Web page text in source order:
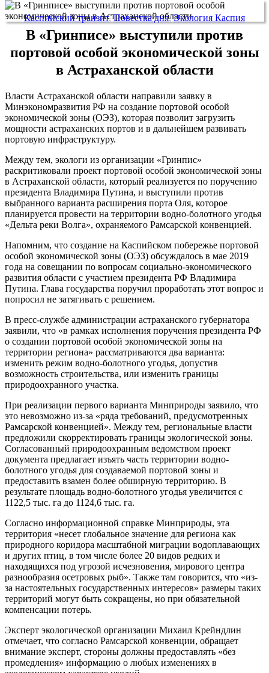
Каспийский транзит,Повестка дня,Экология Каспия
В «Гринписе» выступили против
портовой особой экономической зоны
в Астраханской области
Власти Астраханской области направили заявку в
Минэкономразвития РФ на создание портовой особой
экономической зоны (ОЭЗ), которая позволит загрузить
мощности астраханских портов и в дальнейшем развивать
портовую инфраструктуру.
Между тем, экологи из организации «Гринпис»
раскритиковали проект портовой особой экономической зоны
в Астраханской области, который реализуется по поручению
президента Владимира Путина, и выступили против
выбранного варианта расширения порта Оля, которое
планируется провести на территории водно-болотного угодья
«Дельта реки Волга», охраняемого Рамсарской конвенцией.
Напомним, что создание на Каспийском побережье портовой
особой экономической зоны (ОЭЗ) обсуждалось в мае 2019
года на совещании по вопросам социально-экономического
развития области с участием президента РФ Владимира
Путина. Глава государства поручил проработать этот вопрос и
попросил не затягивать с решением.
В пресс-службе администрации астраханского губернатора
заявили, что «в рамках исполнения поручения президента РФ
о создании портовой особой экономической зоны на
территории региона» рассматриваются два варианта:
изменить режим водно-болотного угодья, допустив
возможность строительства, или изменить границы
природоохранного участка.
При реализации первого варианта Минприроды заявило, что
это невозможно из-за «ряда требований, предусмотренных
Рамсарской конвенцией». Между тем, региональные власти
предложили скорректировать границы экологической зоны.
Согласованный природоохранным ведомством проект
документа предлагает изъять часть территории водно-
болотного угодья для создаваемой портовой зоны и
предоставить взамен более обширную территорию. В
результате площадь водно-болотного угодья увеличится с
1122,5 тыс. га до 1124,6 тыс. га.
Согласно информационной справке Минприроды, эта
территория «несет глобальное значение для региона как
природного коридора масштабной миграции водоплавающих
и других птиц, в том числе более 20 видов редких и
находящихся под угрозой исчезновения, мирового центра
разнообразия осетровых рыб». Также там говорится, что «из-
за настоятельных государственных интересов» размеры таких
территорий могут быть сокращены, но при обязательной
компенсации потерь.
Эксперт экологической организации Михаил Крейндлин
отмечает, что согласно Рамсарской конвенции, обращает
внимание эксперт, стороны должны предоставлять «без
промедления» информацию о любых изменениях в